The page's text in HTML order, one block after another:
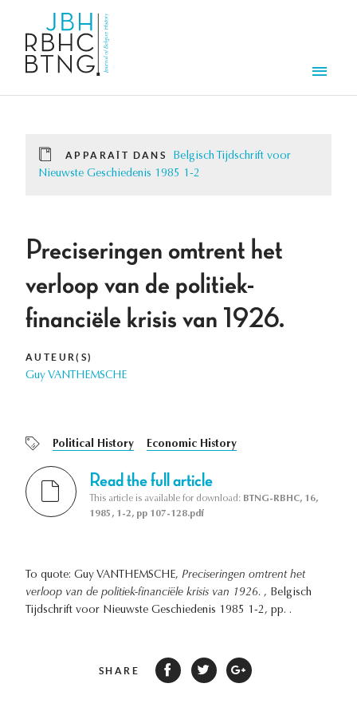
APPARAÎT DANS
Belgisch Tijdschrift voor
Nieuwste Geschiedenis 1985 1-2
Preciseringen omtrent het
verloop van de politiek-
financiële krisis van 1926.
AUTEUR(S)
Guy VANTHEMSCHE
Political History Economic History
Read the full article
This article is available for download: BTNG-RBHC, 16,
1985, 1-2, pp 107-128.pdf
To quote: Guy VANTHEMSCHE, Preciseringen omtrent het
verloop van de politiek-financiële krisis van 1926. , Belgisch
Tijdschrift voor Nieuwste Geschiedenis 1985 1-2, pp. .
SHARE